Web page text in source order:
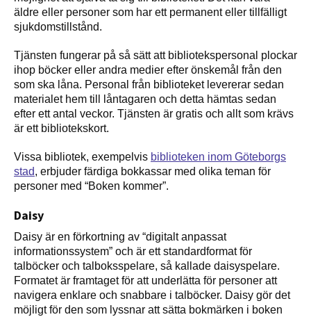
äldre eller personer som har ett permanent eller tillfälligt
sjukdomstillstånd.
Tjänsten fungerar på så sätt att bibliotekspersonal plockar
ihop böcker eller andra medier efter önskemål från den
som ska låna. Personal från biblioteket levererar sedan
materialet hem till låntagaren och detta hämtas sedan
efter ett antal veckor. Tjänsten är gratis och allt som krävs
är ett bibliotekskort.
Vissa bibliotek, exempelvis biblioteken inom Göteborgs
stad, erbjuder färdiga bokkassar med olika teman för
personer med “Boken kommer”.
Daisy
Daisy är en förkortning av “digitalt anpassat
informationssystem” och är ett standardformat för
talböcker och talboksspelare, så kallade daisyspelare.
Formatet är framtaget för att underlätta för personer att
navigera enklare och snabbare i talböcker. Daisy gör det
möjligt för den som lyssnar att sätta bokmärken i boken